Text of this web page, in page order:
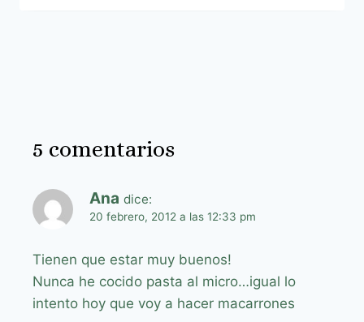
5 comentarios
Ana dice:
20 febrero, 2012 a las 12:33 pm
Tienen que estar muy buenos!
Nunca he cocido pasta al micro…igual lo
intento hoy que voy a hacer macarrones